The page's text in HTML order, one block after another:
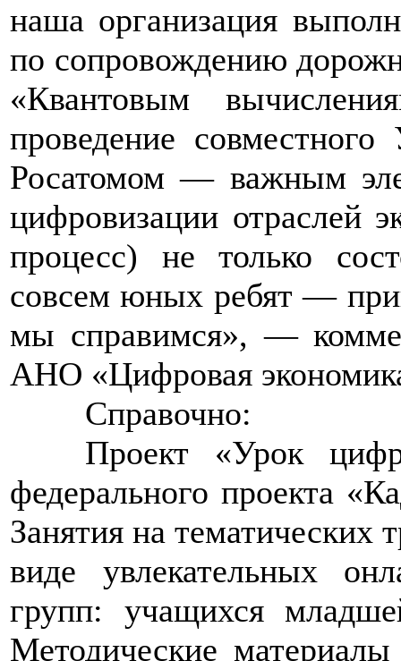
наша организация
по сопровождению
«Квантовым
проведение
Росатомом — важным
цифровизации отраслей
процесс) не только
совсем юных ребят —
мы справимся», —
АНО «Цифровая
Справочно:
Проект «Урок
федерального проекта
Занятия на тематических
виде увлекательных
групп: учащихся
Методические